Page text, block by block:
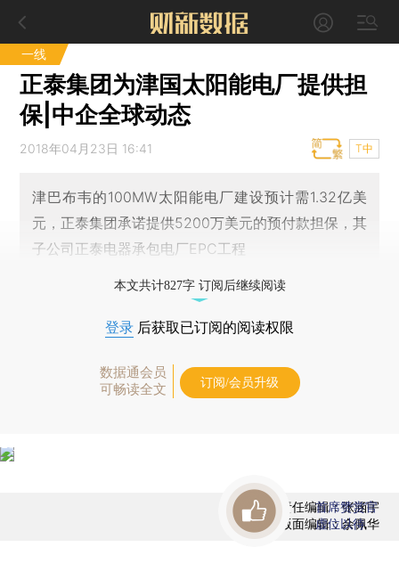
一线
正泰集团为津国太阳能电厂提供担
保|中企全球动态
2018年04月23日 16:41 T中
津巴布韦的100MW太阳能电厂建设预计需1.32亿美
元，正泰集团承诺提供5200万美元的预付款担保，其
子公司正泰电器承包电厂EPC工程
本文共计827字 订阅后继续阅读
登录 后获取已订阅的阅读权限
数据通会员
可畅读全文
订阅/会员升级
责任编辑：张涵宇
版面编辑：余佩华
首席赞赏官
虚位以待